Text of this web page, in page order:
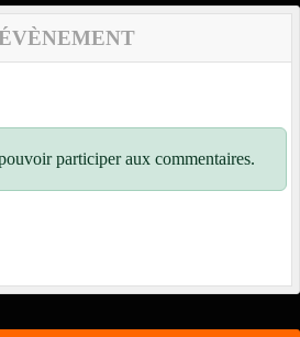
participer aux commentaires.